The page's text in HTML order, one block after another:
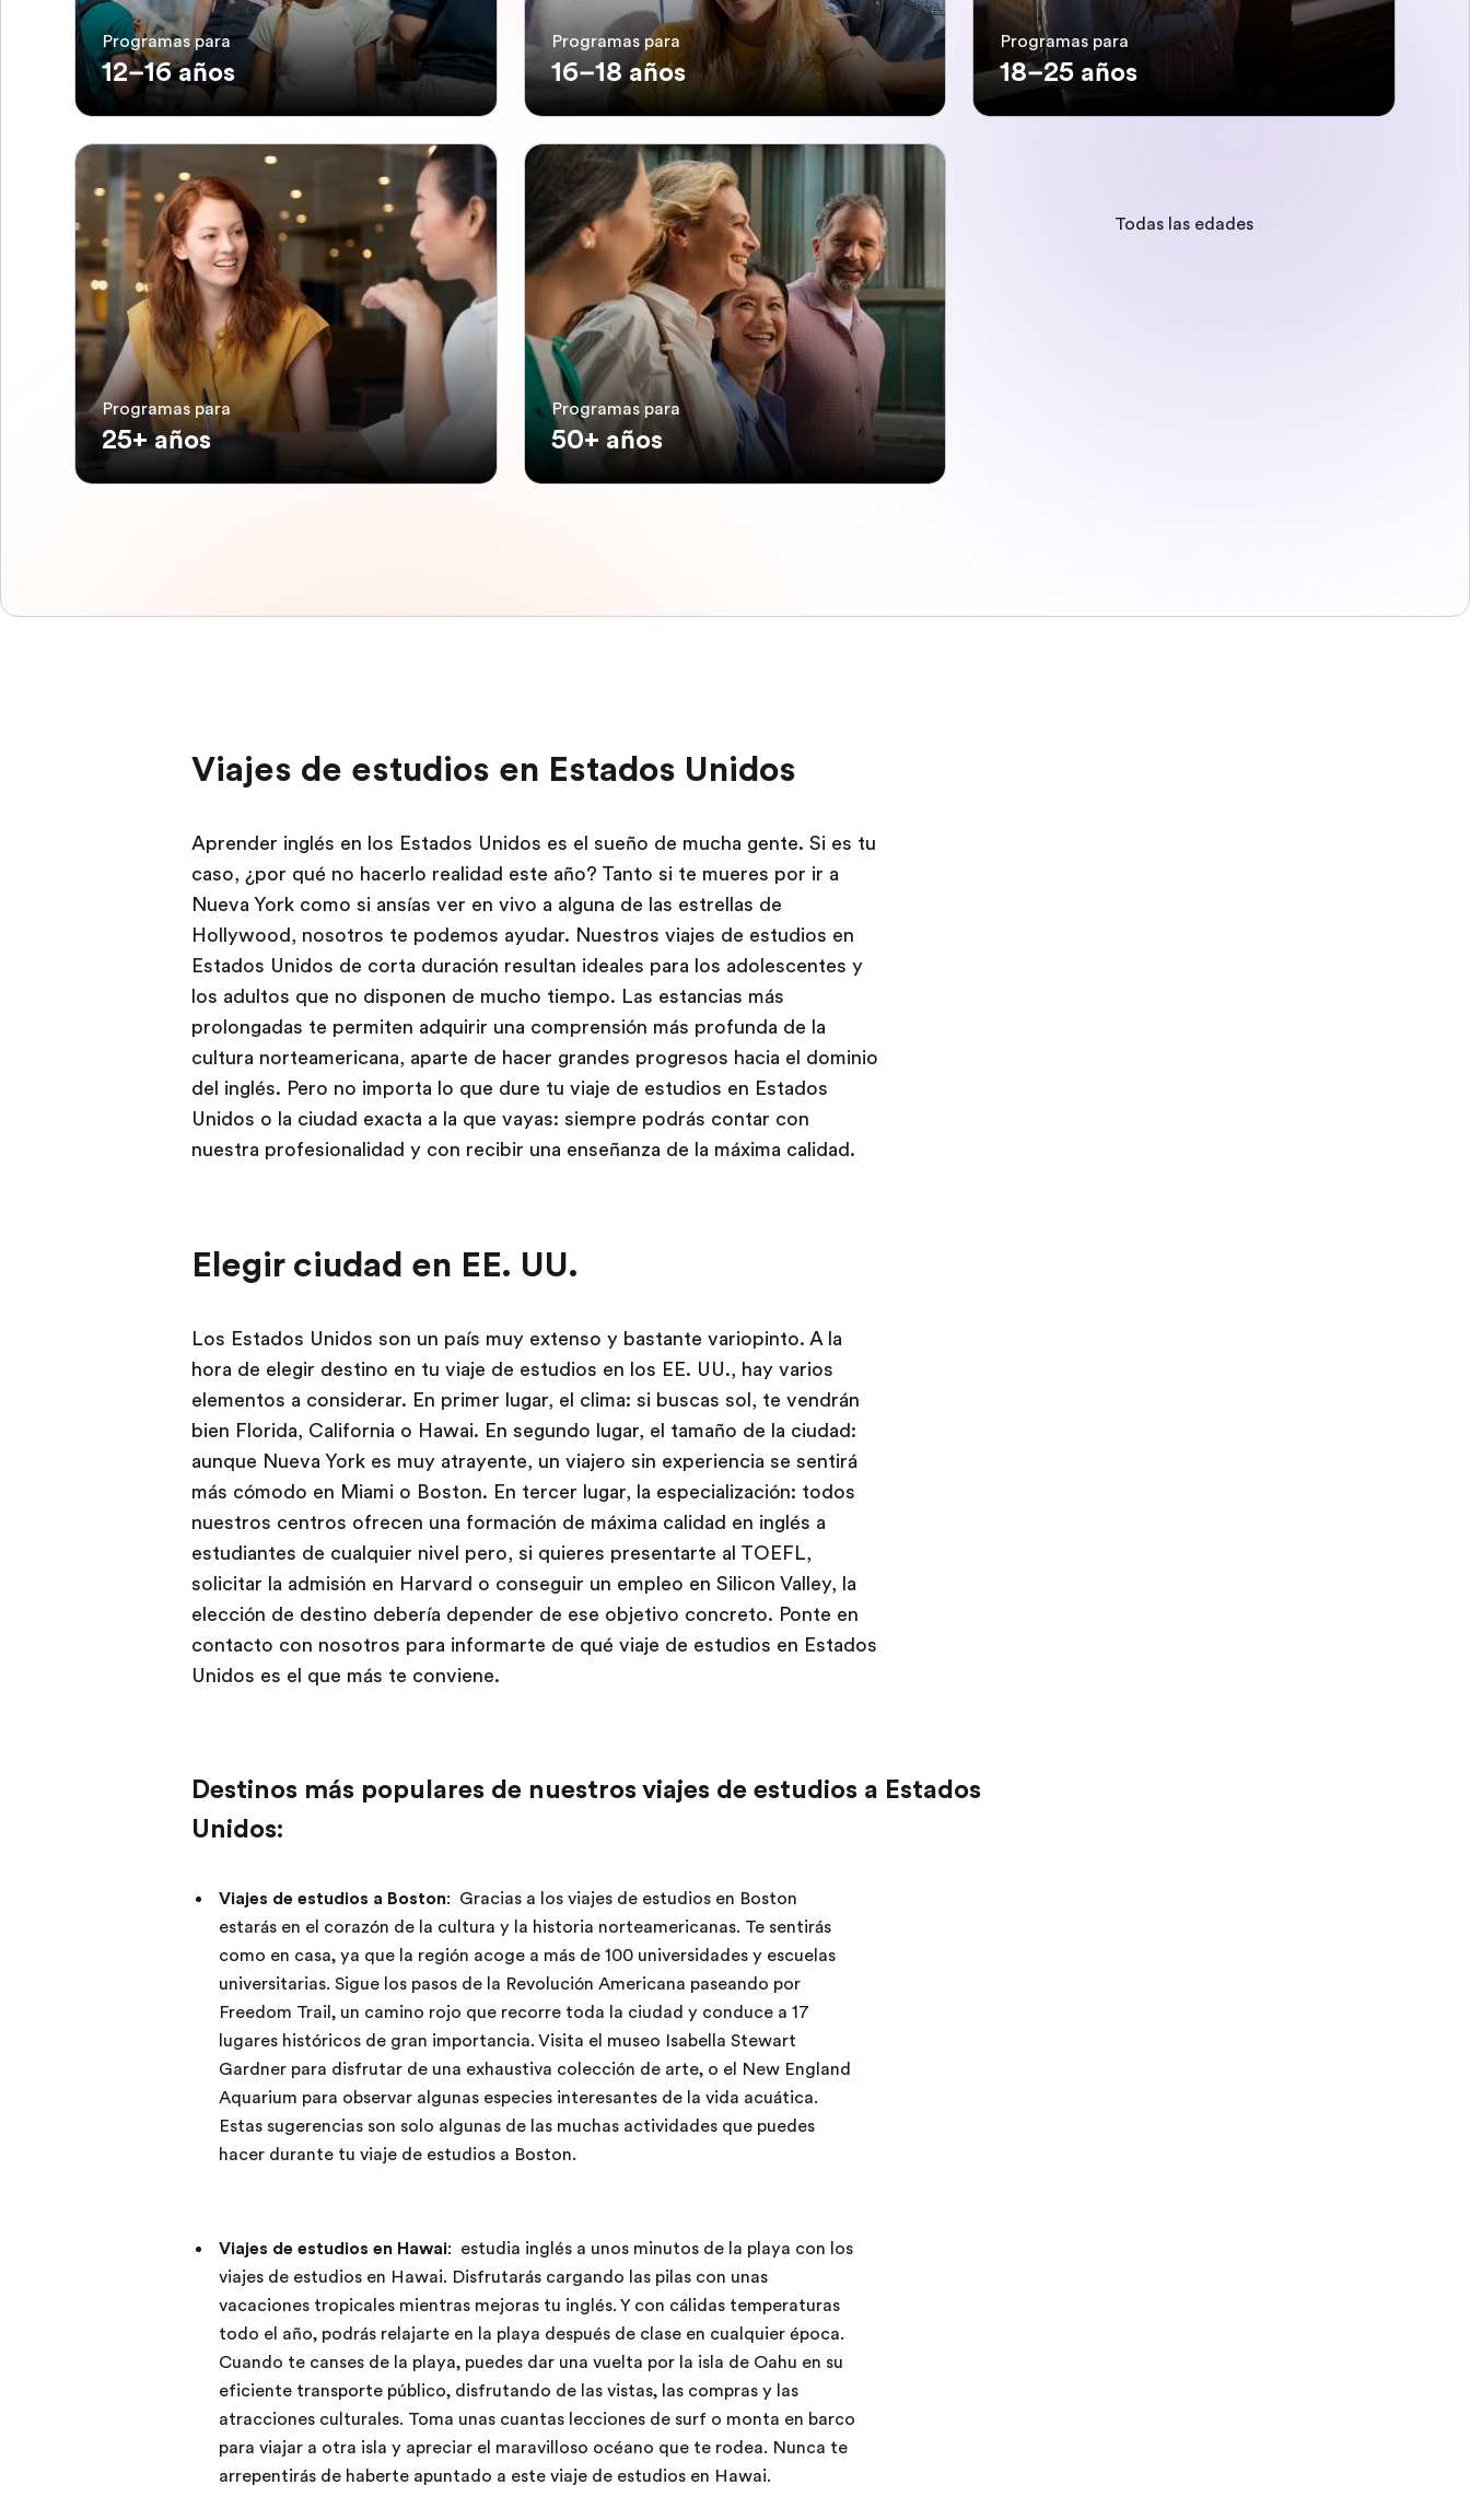
Programas para
12–16 años
Programas para
16–18 años
Programas para
18–25 años
Programas para
25+ años
Programas para
50+ años
Todas las edades
Viajes de estudios en Estados Unidos
Aprender inglés en los Estados Unidos es el sueño de mucha gente. Si es tu
caso, ¿por qué no hacerlo realidad este año? Tanto si te mueres por ir a
Nueva York como si ansías ver en vivo a alguna de las estrellas de
Hollywood, nosotros te podemos ayudar. Nuestros viajes de estudios en
Estados Unidos de corta duración resultan ideales para los adolescentes y
los adultos que no disponen de mucho tiempo. Las estancias más
prolongadas te permiten adquirir una comprensión más profunda de la
cultura norteamericana, aparte de hacer grandes progresos hacia el dominio
del inglés. Pero no importa lo que dure tu viaje de estudios en Estados
Unidos o la ciudad exacta a la que vayas: siempre podrás contar con
nuestra profesionalidad y con recibir una enseñanza de la máxima calidad.
Elegir ciudad en EE. UU.
Los Estados Unidos son un país muy extenso y bastante variopinto. A la
hora de elegir destino en tu viaje de estudios en los EE. UU., hay varios
elementos a considerar. En primer lugar, el clima: si buscas sol, te vendrán
bien Florida, California o Hawai. En segundo lugar, el tamaño de la ciudad:
aunque Nueva York es muy atrayente, un viajero sin experiencia se sentirá
más cómodo en Miami o Boston. En tercer lugar, la especialización: todos
nuestros centros ofrecen una formación de máxima calidad en inglés a
estudiantes de cualquier nivel pero, si quieres presentarte al TOEFL,
solicitar la admisión en Harvard o conseguir un empleo en Silicon Valley, la
elección de destino debería depender de ese objetivo concreto. Ponte en
contacto con nosotros para informarte de qué viaje de estudios en Estados
Unidos es el que más te conviene.
Destinos más populares de nuestros viajes de estudios a Estados
Unidos:
Viajes de estudios a Boston: Gracias a los viajes de estudios en Boston
estarás en el corazón de la cultura y la historia norteamericanas. Te sentirás
como en casa, ya que la región acoge a más de 100 universidades y escuelas
universitarias. Sigue los pasos de la Revolución Americana paseando por
Freedom Trail, un camino rojo que recorre toda la ciudad y conduce a 17
lugares históricos de gran importancia. Visita el museo Isabella Stewart
Gardner para disfrutar de una exhaustiva colección de arte, o el New England
Aquarium para observar algunas especies interesantes de la vida acuática.
Estas sugerencias son solo algunas de las muchas actividades que puedes
hacer durante tu viaje de estudios a Boston.
Viajes de estudios en Hawai: estudia inglés a unos minutos de la playa con los
viajes de estudios en Hawai. Disfrutarás cargando las pilas con unas
vacaciones tropicales mientras mejoras tu inglés. Y con cálidas temperaturas
todo el año, podrás relajarte en la playa después de clase en cualquier época.
Cuando te canses de la playa, puedes dar una vuelta por la isla de Oahu en su
eficiente transporte público, disfrutando de las vistas, las compras y las
atracciones culturales. Toma unas cuantas lecciones de surf o monta en barco
para viajar a otra isla y apreciar el maravilloso océano que te rodea. Nunca te
arrepentirás de haberte apuntado a este viaje de estudios en Hawai.